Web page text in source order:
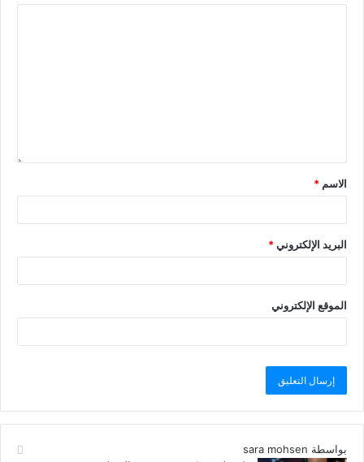
الاسم *
البريد الإلكتروني*
الموقع الإلكتروني
بواسطة sara mohsen